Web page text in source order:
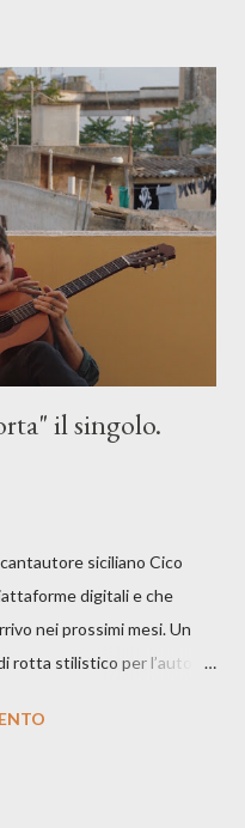
il singolo.
siciliano Cico
digitali e che
nei prossimi mesi. Un
rotta stilistico per l’autore
espressiva che